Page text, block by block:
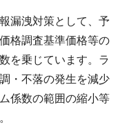
漏洩対策として、予
格調査基準価格等の
を乗じています。ラ
・不落の発生を減少
係数の範囲の縮小等